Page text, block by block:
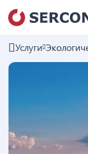
Услуги